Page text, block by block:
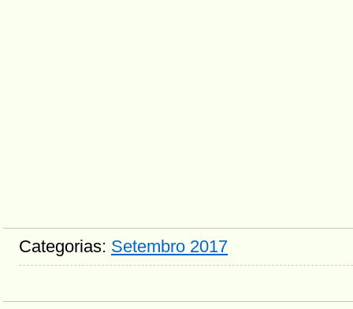
Categorias: Setembro 2017